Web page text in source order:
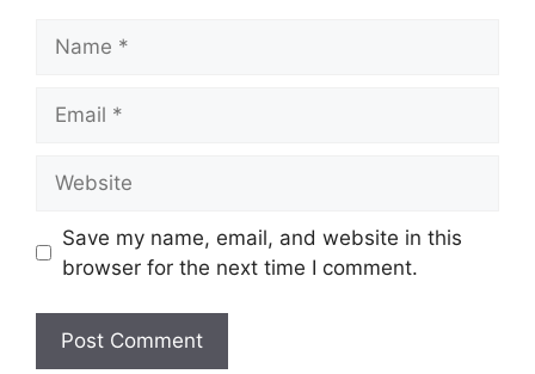
Save my name, email, and website in this
browser for the next time I comment.